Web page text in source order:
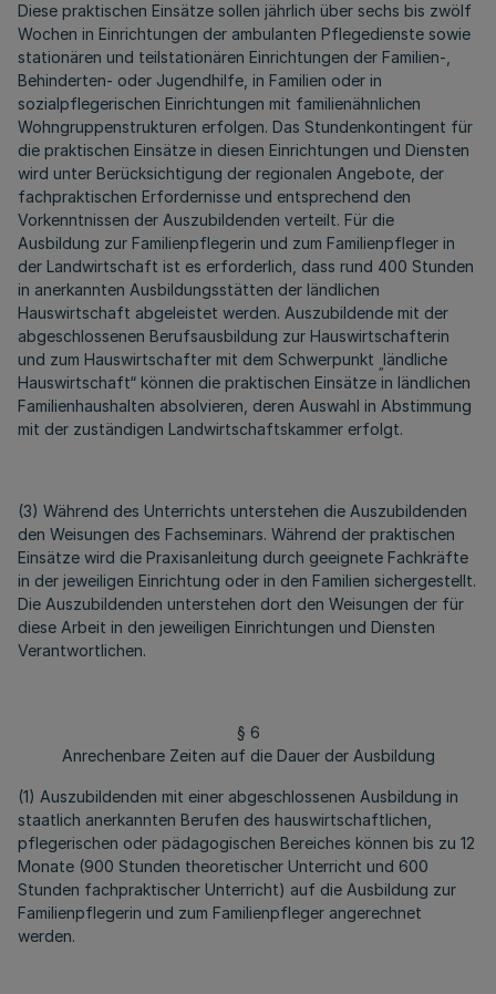
Diese praktischen Einsätze sollen jährlich über sechs bis zwölf
Wochen in Einrichtungen der ambulanten Pflegedienste sowie
stationären und teilstationären Einrichtungen der Familien-,
Behinderten- oder Jugendhilfe, in Familien oder in
sozialpflegerischen Einrichtungen mit familienähnlichen
Wohngruppenstrukturen erfolgen. Das Stundenkontingent für
die praktischen Einsätze in diesen Einrichtungen und Diensten
wird unter Berücksichtigung der regionalen Angebote, der
fachpraktischen Erfordernisse und entsprechend den
Vorkenntnissen der Auszubildenden verteilt. Für die
Ausbildung zur Familienpflegerin und zum Familienpfleger in
der Landwirtschaft ist es erforderlich, dass rund 400 Stunden
in anerkannten Ausbildungsstätten der ländlichen
Hauswirtschaft abgeleistet werden. Auszubildende mit der
abgeschlossenen Berufsausbildung zur Hauswirtschafterin
und zum Hauswirtschafter mit dem Schwerpunkt „ländliche
Hauswirtschaft“ können die praktischen Einsätze in ländlichen
Familienhaushalten absolvieren, deren Auswahl in Abstimmung
mit der zuständigen Landwirtschaftskammer erfolgt.
(3) Während des Unterrichts unterstehen die Auszubildenden
den Weisungen des Fachseminars. Während der praktischen
Einsätze wird die Praxisanleitung durch geeignete Fachkräfte
in der jeweiligen Einrichtung oder in den Familien sichergestellt.
Die Auszubildenden unterstehen dort den Weisungen der für
diese Arbeit in den jeweiligen Einrichtungen und Diensten
Verantwortlichen.
§ 6
Anrechenbare Zeiten auf die Dauer der Ausbildung
(1) Auszubildenden mit einer abgeschlossenen Ausbildung in
staatlich anerkannten Berufen des hauswirtschaftlichen,
pflegerischen oder pädagogischen Bereiches können bis zu 12
Monate (900 Stunden theoretischer Unterricht und 600
Stunden fachpraktischer Unterricht) auf die Ausbildung zur
Familienpflegerin und zum Familienpfleger angerechnet
werden.